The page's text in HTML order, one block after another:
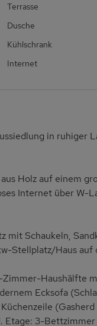
Terrasse
Dusche
Kühlschrank
Internet
in ruhiger
Holz auf einem
Internet über W-
mit Schaukeln,
Stellplatz/Haus
Haushälfte
Ecksofa
Etage: 3-